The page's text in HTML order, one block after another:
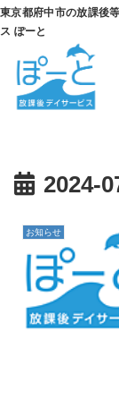
東京都府中市の放課後
ス ぽーと
2024-
お知らせ